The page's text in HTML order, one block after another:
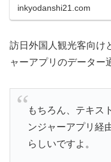
inkyodanshi21.com
訪日外国人観光客向け
ャーアプリのデーター
もちろん、テキス
ンジャーアプリ経
らしいですよ。